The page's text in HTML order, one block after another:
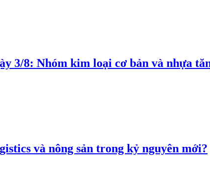
3/8: Nhóm kim loại cơ bản và nhựa
và nông sản trong kỷ nguyên mới?